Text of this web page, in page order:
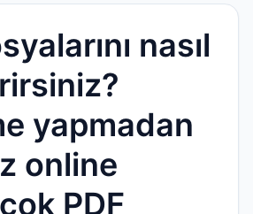
nasıl
yapmadan
online
PDF